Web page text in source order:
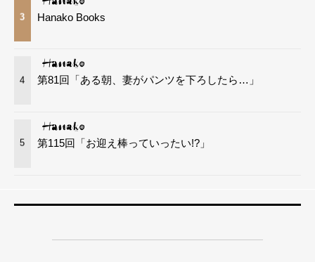
3 Hanako Books
4 第81回「ある朝、妻がパンツを下ろしたら…」
5 第115回「お迎え棒っていったい!?」